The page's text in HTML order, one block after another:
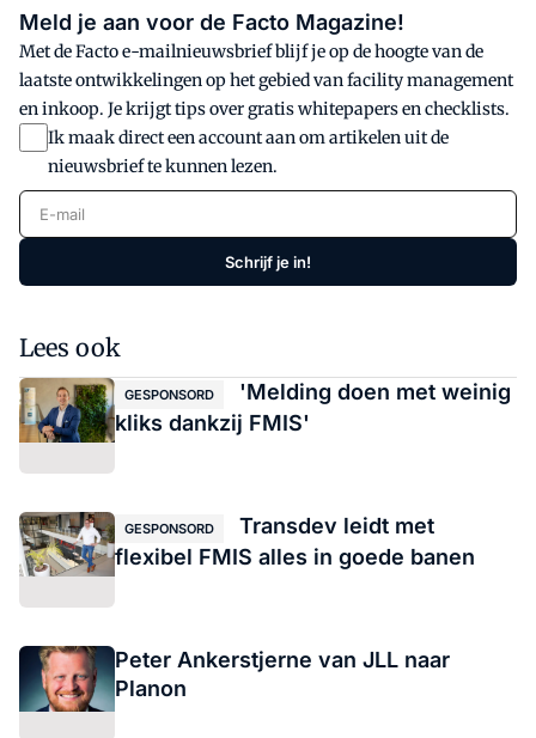
Meld je aan voor de Facto Magazine!
Met de Facto e-mailnieuwsbrief blijf je op de hoogte van de
laatste ontwikkelingen op het gebied van facility management
en inkoop. Je krijgt tips over gratis whitepapers en checklists.
Ik maak direct een account aan om artikelen uit de
nieuwsbrief te kunnen lezen.
E-mail
Schrijf je in!
Lees ook
GESPONSORD
'Melding doen met weinig
kliks dankzij FMIS'
GESPONSORD
Transdev leidt met
flexibel FMIS alles in goede banen
Peter Ankerstjerne van JLL naar
Planon